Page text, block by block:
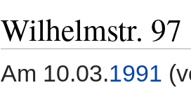
Wilhelmstr. 97
Am 10.03.1991